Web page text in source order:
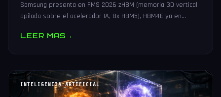
Samsung presenta en FMS 2026 zHBM (memoria 3D vertical
apilada sobre el acelerador IA, 8x HBM5), HBM4E ya en
LEER MAS→
INTELIGENCIA ARTIFICIAL